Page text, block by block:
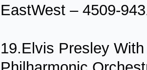
EastWest – 4509-
19.Elvis Presley